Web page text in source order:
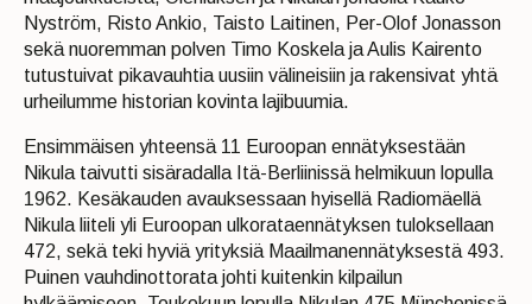
Nyström, Risto Ankio, Taisto Laitinen, Per-Olof Jonasson
sekä nuoremman polven Timo Koskela ja Aulis Kairento
tutustuivat pikavauhtia uusiin välineisiin ja rakensivat yhtä
urheilumme historian kovinta lajibuumia.
Ensimmäisen yhteensä 11 Euroopan ennätyksestään
Nikula taivutti sisäradalla Itä-Berliinissä helmikuun lopulla
1962. Kesäkauden avauksessaan hyisellä Radiomäellä
Nikula liiteli yli Euroopan ulkorataennätyksen tuloksellaan
472, sekä teki hyviä yrityksiä Maailmanennätyksestä 493.
Puinen vauhdinottorata johti kuitenkin kilpailun